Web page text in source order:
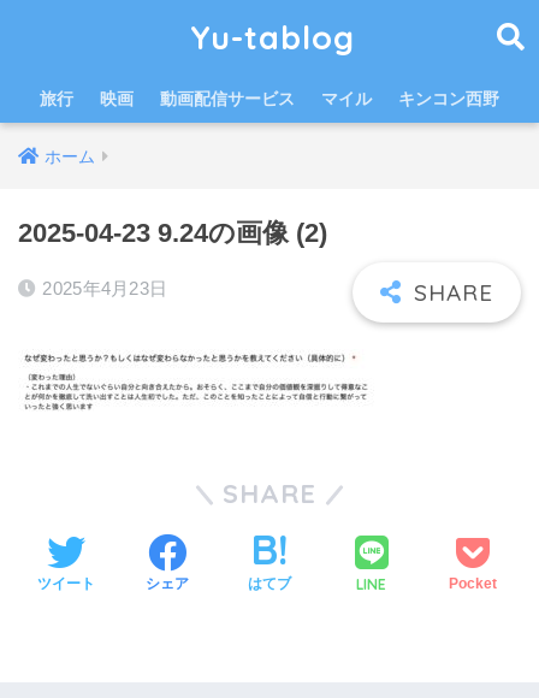
Yu-tablog
旅行 映画 動画配信サービス マイル キンコン西野
ホーム
2025-04-23 9.24の画像 (2)
2025年4月23日
SHARE
ツイート シェア はてブ LINE Pocket